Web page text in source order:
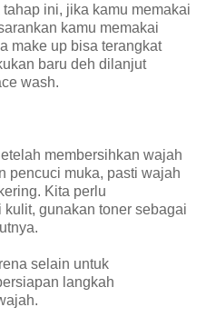
ini, jika kamu memakai
kamu memakai
make up bisa terangkat
baru deh dilanjut
wash.
membersihkan wajah
pencuci muka, pasti wajah
Kita perlu
gunakan toner sebagai
selain untuk
langkah